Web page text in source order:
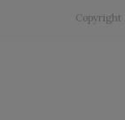
Copyright